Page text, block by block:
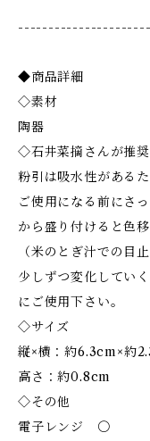
◆商品詳細
◇素材
陶器
◇石井菜摘さんが推
粉引は吸水性がある
ご使用になる前にさ
から盛り付けると色
（米のとぎ汁での目
少しずつ変化してい
にご使用下さい。
◇サイズ
縦×横：約6.3cm×約
高さ：約0.8cm
◇その他
電子レンジ 〇